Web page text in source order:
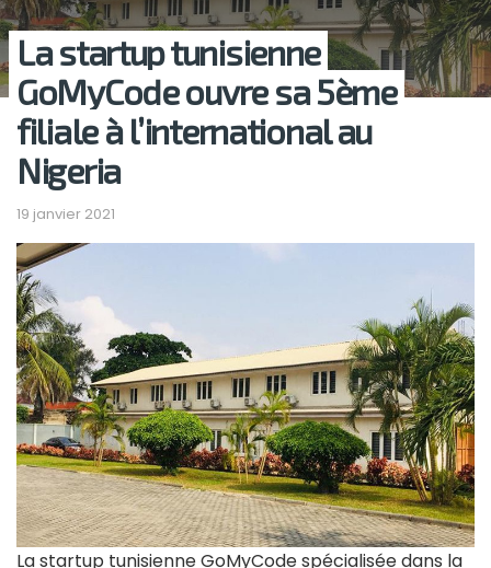
La startup tunisienne
GoMyCode ouvre sa 5ème
filiale à l’international au
Nigeria
19 janvier 2021
La startup tunisienne GoMyCode spécialisée dans la